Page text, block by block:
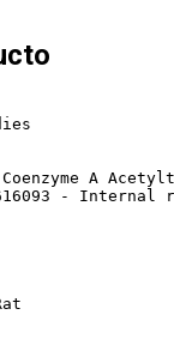
A
- Internal